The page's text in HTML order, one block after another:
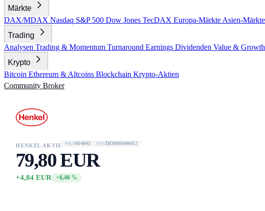
Märkte
DAX/MDAX Nasdaq S&P 500 Dow Jones TecDAX Europa-Märkte Asien-Märkte
Trading
Analysen Trading & Momentum Turnaround Earnings Dividenden Value & Growth
Krypto
Bitcoin Ethereum & Altcoins Blockchain Krypto-Aktien
Community Broker
HENKEL AKTIE WKN604843 ISIN DE0006048432
79,80 EUR
+4,84 EUR +6,46 %